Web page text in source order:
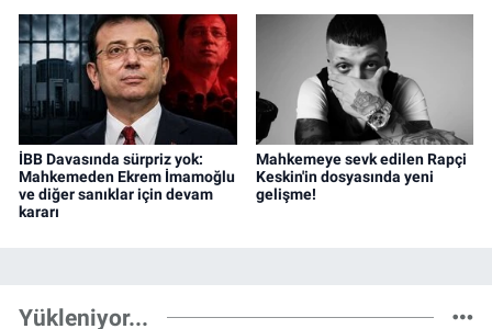
İBB Davasında sürpriz yok:
Mahkemeden Ekrem İmamoğlu
ve diğer sanıklar için devam
kararı
Mahkemeye sevk edilen Rapçi
Keskin'in dosyasında yeni
gelişme!
Yükleniyor...